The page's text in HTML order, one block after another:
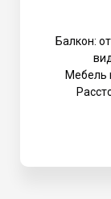
Балкон:
Мебель